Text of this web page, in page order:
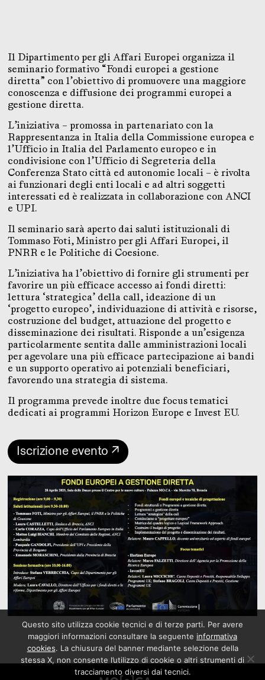
Il Dipartimento per gli Affari Europei organizza il
seminario formativo “Fondi europei a gestione
diretta” con l’obiettivo di promuovere una maggiore
conoscenza e diffusione dei programmi europei a
gestione diretta.
L’iniziativa – promossa in partenariato con la
Rappresentanza in Italia della Commissione europea e
l’Ufficio in Italia del Parlamento europeo e in
condivisione con l’Ufficio di Segreteria della
Conferenza Stato città ed autonomie locali – è rivolta
ai funzionari degli enti locali e ad altri soggetti
interessati ed è realizzata in collaborazione con ANCI
e UPI.
Il seminario sarà aperto dai saluti istituzionali di
Tommaso Foti, Ministro per gli Affari Europei, il
PNRR e le Politiche di Coesione.
L’iniziativa ha l’obiettivo di fornire gli strumenti per
favorire un più efficace accesso ai fondi diretti:
lettura ‘strategica’ della call, ideazione di un
‘progetto europeo’, individuazione di attività e risorse,
costruzione del budget, attuazione del progetto e
disseminazione dei risultati. Risponde a un’esigenza
particolarmente sentita dalle amministrazioni locali
per agevolare una più efficace partecipazione ai bandi
e un supporto operativo ai potenziali beneficiari,
favorendo una strategia di sistema.
Il programma prevede inoltre due focus tematici
dedicati ai programmi Horizon Europe e Invest EU.
Iscrizione evento ↗
Questo sito utilizza cookie tecnici e di terze parti. Per avere
maggiori informazioni consultare la seguente informativa
cookies. La chiusura del banner mediante selezione della
stessa X, non consente l’utilizzo di cookie o altri strumenti di
tracciamento diversi dai tecnici.